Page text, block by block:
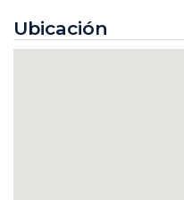
Ubicación